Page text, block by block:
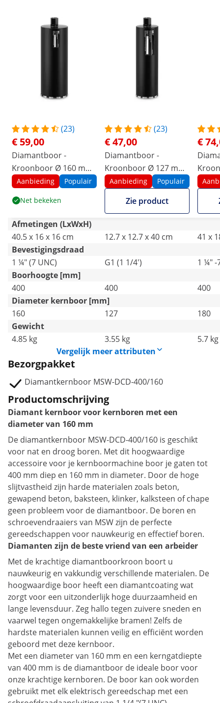
(23)
€ 59,00
Diamantboor -
Kroonboor Ø 160 mm
- 400 mm
Aanbieding Populair
Net bekeken
(23)
€ 47,00
Diamantboor -
Kroonboor Ø 127 mm
- 400 mm
Aanbieding Populair
Zie product
€
-
Afmetingen (LxWxH)
40.5 x 16 x 16 cm
12.7 x 12.7 x 40 cm
41 x
Bevestigingsdraad
1 ¼" (7 UNC)
G1 (1 1/4')
1 ¼" -
Boorhoogte [mm]
400
400
400
Diameter kernboor [mm]
160
127
180
Gewicht
4.85 kg
3.55 kg
5.7 kg
Vergelijk meer attributen
Bezorgpakket
Diamantkernboor MSW-DCD-400/160
Productomschrijving
Diamant kernboor voor kernboren met een
diameter van 160 mm
De diamantkernboor MSW-DCD-400/160 is geschikt
voor nat en droog boren. Met dit hoogwaardige
accessoire voor je kernboormachine boor je gaten tot
400 mm diep en 160 mm in diameter. Door de hoge
slijtvastheid zijn harde materialen zoals beton,
gewapend beton, baksteen, klinker, kalksteen of chape
geen probleem voor de diamantboor. De boren en
schroevendraaiers van MSW zijn de perfecte
gereedschappen voor nauwkeurig en effectief boren.
Diamanten zijn de beste vriend van een arbeider
Met de krachtige diamantboorkroon boort u
nauwkeurig en vakkundig verschillende materialen. De
hoogwaardige boor heeft een diamantcoating wat
zorgt voor een uitzonderlijk hoge duurzaamheid en
lange levensduur. Zeg hallo tegen zuivere sneden en
vaarwel tegen ongemakkelijke bramen! Zelfs de
hardste materialen kunnen veilig en efficiënt worden
geboord met deze kernboor.
Met een diameter van 160 mm en een kerngatdiepte
van 400 mm is de diamantboor de ideale boor voor
onze krachtige kernboren. De boor kan ook worden
gebruikt met elk elektrisch gereedschap met een